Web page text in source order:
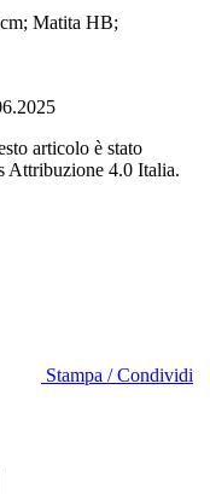
Matita HB;
articolo è stato
Attribuzione 4.0 Italia.
Stampa / Condividi